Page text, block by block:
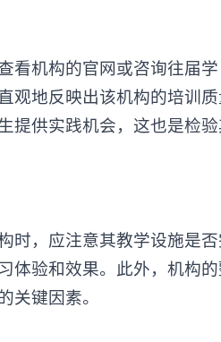
机构的官网或咨询往届学
观地反映出该机构的培训
提供实践机会，这也是检
，应注意其教学设施是否
体验和效果。此外，机构
键因素。